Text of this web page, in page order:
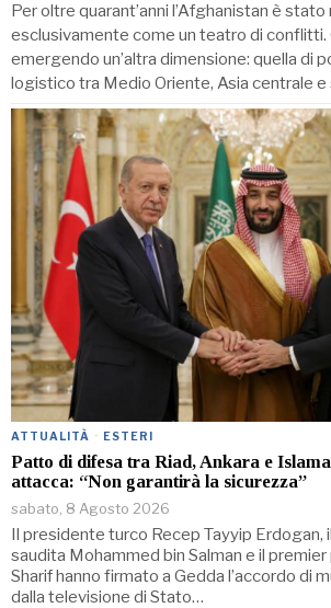
Per oltre quarant’anni l’Afghanistan è
esclusivamente come un teatro di conflitti.
emergendo un’altra dimensione: quella di
logistico tra Medio Oriente, Asia centrale
ATTUALITÀ · ESTERI
Patto di difesa tra Riad, Ankara e
attacca: “Non garantirà la sicurezza”
sabato, 8 Agosto 2026
Il presidente turco Recep Tayyip Erdogan,
saudita Mohammed bin Salman e il
Sharif hanno firmato a Gedda l’accordo di
dalla televisione di Stato…